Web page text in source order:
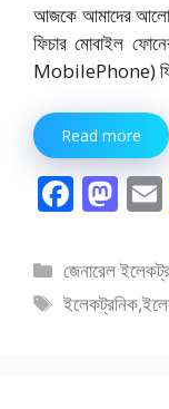
আজকে আমাদের
ফিচার মোবাইল
MobilePhone)
Read more
F
e
b
M
to
d
বিভাগ
সমূহ
জেনারেল
ট্যাগ
ইলেকট্রনিক,